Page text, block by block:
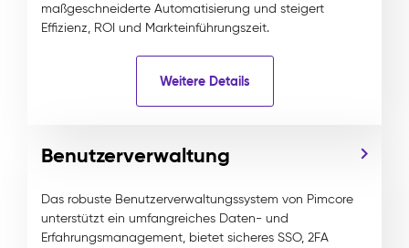
maßgeschneiderte Automatisierung und steigert
Effizienz, ROI und Markteinführungszeit.
Weitere Details
Benutzerverwaltung
Das robuste Benutzerverwaltungssystem von Pimcore
unterstützt ein umfangreiches Daten- und
Erfahrungsmanagement, bietet sicheres SSO, 2FA